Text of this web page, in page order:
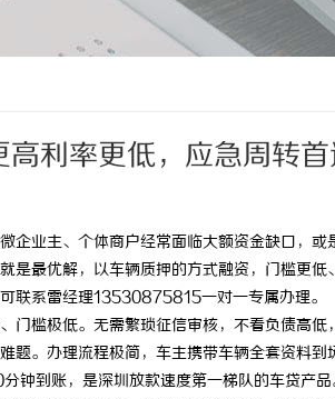
利率更低，应急周转
企业主、个体商户经常面临大额资金缺口，
是最优解，以车辆质押的方式融资，门槛更
联系雷经理13530875815一对一专属办理。
门槛极低。无需繁琐征信审核，不看负债高
题。办理流程极简，车主携带车辆全套资料
钟到账，是深圳放款速度第一梯队的车贷产品